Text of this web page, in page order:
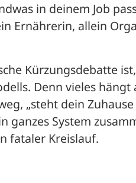
in deinem Job
Ernährerin, allein
Kürzungsdebatte
Denn vieles
„steht dein
ganzes System
fataler Kreislauf.